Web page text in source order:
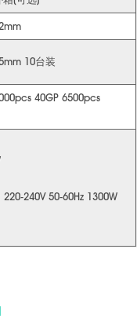
10台装
40GP 6500pcs
240V 50-60Hz 1300W